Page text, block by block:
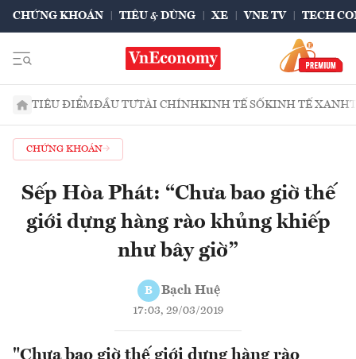
CHỨNG KHOÁN TIÊU & DÙNG XE VNE TV TECH
TIÊU ĐIỂMĐẦU TƯTÀI CHÍNHKINH TẾ SỐKINH TẾ XANH
CHỨNG KHOÁN
Sếp Hòa Phát: “Chưa bao giờ thế
giới dựng hàng rào khủng khiếp
như bây giờ”
B Bạch Huệ
17:03, 29/03/2019
"Chưa bao giờ thế giới dựng hàng rào